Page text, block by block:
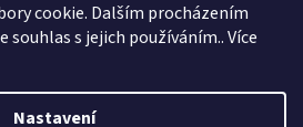
cookie. Dalším procházením
s jejich používáním.. Více
Nastavení